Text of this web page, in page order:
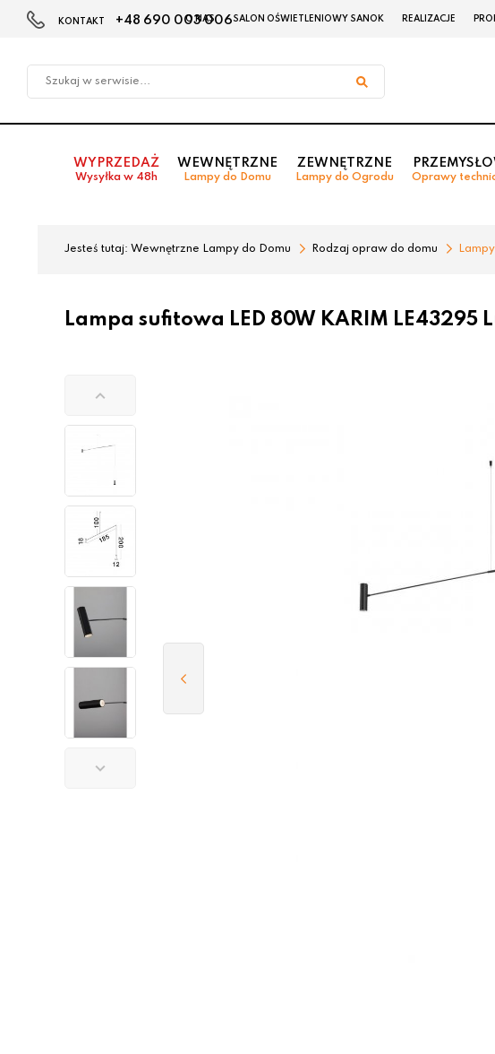
w
KONTAKT +48 690 003 006
O NAS SALON OŚWIETLENIOWY SANOK REALIZACJE
WYPRZEDAŻ
Wysyłka w 48h
WEWNĘTRZNE
Lampy do Domu
ZEWNĘTRZNE
Lampy do Ogrodu Oprawy
Jesteś tutaj: Wewnętrzne Lampy do Domu Rodzaj opraw do domu
Lampa sufitowa LED 80W KARIM LE43295